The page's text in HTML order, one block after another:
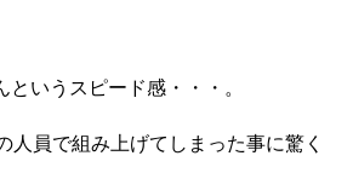
というスピード感・・・。
人員で組み上げてしまった事に驚く